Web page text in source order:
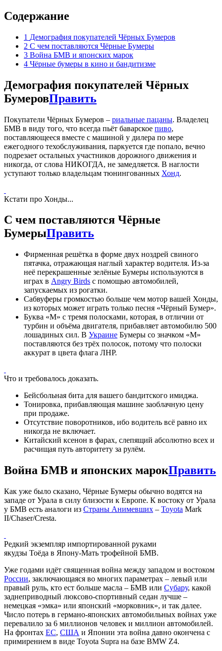
Содержание
1 Демография покупателей Чёрных Бумеров
2 С чем поставляются Чёрные Бумеры
3 Война БМВ и японских марок
4 Чёрные бумеры в кино и бандитизме
Демография покупателей Чёрных
БумеровПравить
Покупатели Чёрных Бумеров – риальные пацаны. Владелец
БМВ в виду того, что всегда пьёт баварское пиво,
поставляющееся вместе с машиной у дилера по мере
ежегодного техобслуживания, паркуется где попало, вечно
подрезает остальных участников дорожного движения и
никогда, от слова НИКОГДА, не замедляется. В наглости
уступают только владельцам тюнингованных Хонд.
Кстати про Хонды...
С чем поставляются Чёрные
БумерыПравить
Фирменная решётка в форме двух ноздрей свиного
пятачка, отражающая наглый характер водителя. Из-за
неё перекрашенные зелёные Бумеры используются в
играх в Angry Birds с помощью автомобилей,
запускаемых из рогатки.
Сабвуферы громкостью больше чем мотор вашей Хонды,
из которых может играть только песня «Чёрный Бумер».
Буква «М» с тремя полосками, которая, в отличии от
турбин и объёма двигателя, прибавляет автомобилю 500
лошадиных сил. В Украине Бумеры со значком «М»
поставляются без трёх полосок, потому что полоски
аккурат в цвета флага ЛНР.
Что и требовалось доказать.
Бейсбольная бита для вашего бандитского имиджа.
Тонировка, прибавляющая машине заоблачную цену
при продаже.
Отсутствие поворотников, ибо водитель всё равно их
никогда не включает.
Китайский ксенон в фарах, слепящий абсолютно всех и
расчищая путь авторитету за рулём.
Война БМВ и японских марокПравить
Как уже было сказано, Чёрные Бумеры обычно водятся на
западе от Урала в силу близости к Европе. К востоку от Урала
у БМВ есть аналоги из Страны Анимевших – Toyota Mark
II/Chaser/Cresta.
Редкий экземпляр импортированной руками
якудзы Тоёда в Япону-Мать трофейной БМВ.
Уже годами идёт священная война между западом и востоком
России, заключающаяся во многих параметрах – левый или
правый руль, кто ест больше масла – БМВ или Субару, какой
заднеприводный люксово-спортивный седан лучше –
немецкая «эмка» или японский «морковник», и так далее.
Число потерь в германо-японских автомобильных войнах уже
перевалило за 6 миллионов человек и миллион автомобилей.
На фронтах ЕС, США и Японии эта война давно окончена с
примирением в виде Toyota Supra на базе BMW Z4.